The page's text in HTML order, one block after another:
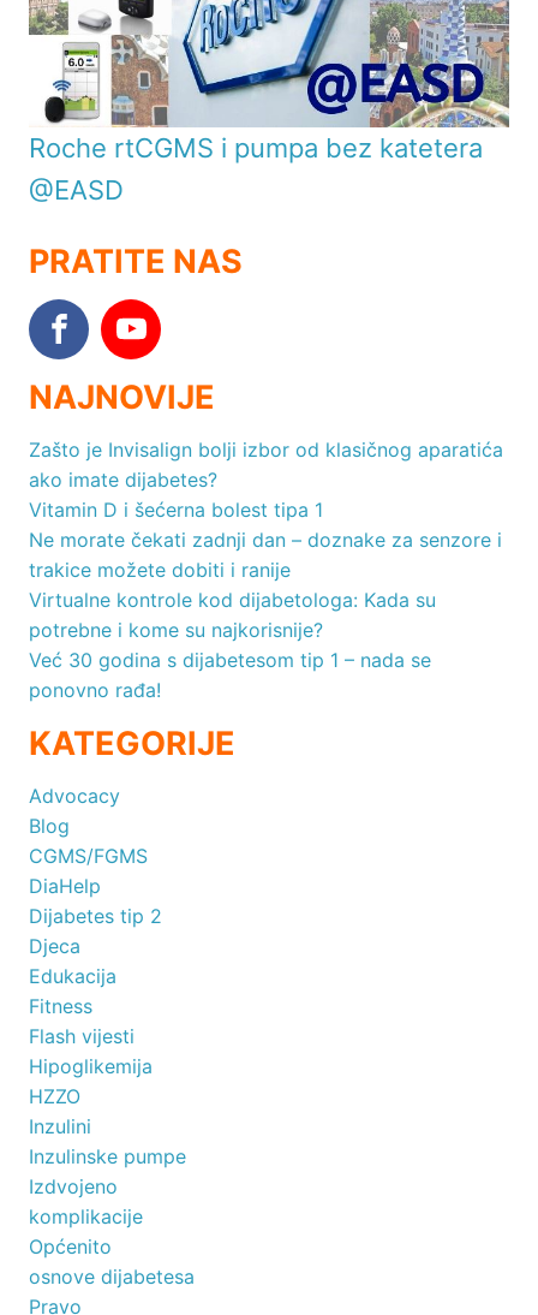
Roche rtCGMS i pumpa bez katetera
@EASD
PRATITE NAS
NAJNOVIJE
Zašto je Invisalign bolji izbor od klasičnog aparatića
ako imate dijabetes?
Vitamin D i šećerna bolest tipa 1
Ne morate čekati zadnji dan – doznake za senzore i
trakice možete dobiti i ranije
Virtualne kontrole kod dijabetologa: Kada su
potrebne i kome su najkorisnije?
Već 30 godina s dijabetesom tip 1 – nada se
ponovno rađa!
KATEGORIJE
Advocacy
Blog
CGMS/FGMS
DiaHelp
Dijabetes tip 2
Djeca
Edukacija
Fitness
Flash vijesti
Hipoglikemija
HZZO
Inzulini
Inzulinske pumpe
Izdvojeno
komplikacije
Općenito
osnove dijabetesa
Pravo